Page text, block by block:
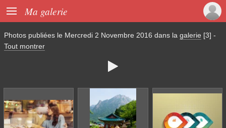
 Ma galerie
Photos publiées le Mercredi 2 Novembre 2016 dans la galerie [3] -
Tout montrer
